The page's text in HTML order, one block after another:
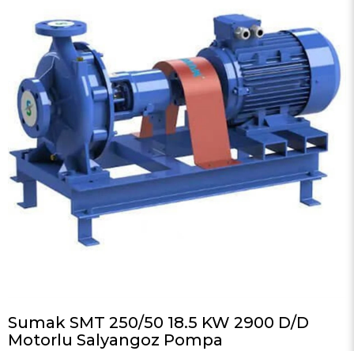
Sumak SMT 250/50 18.5 KW 2900 D/D
Motorlu Salyangoz Pompa